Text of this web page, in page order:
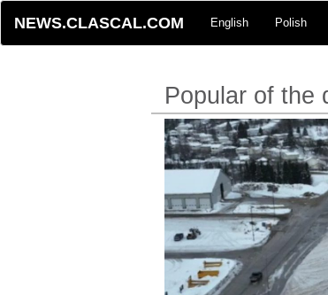
NEWS.CLASCAL.COM English Polish
Popular of the